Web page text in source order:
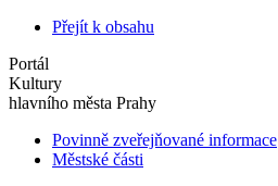
Přejít k obsahu
Portál
Kultury
hlavního města Prahy
Povinně zveřejňované informace
Městské části